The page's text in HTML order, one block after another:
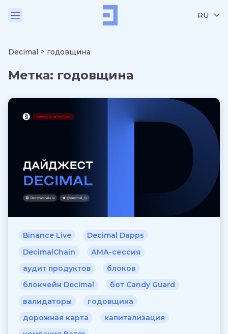
RU
Decimal > годовщина
Метка: годовщина
Binance Live
Decimal Dapps
DecimalChain
АМА-сессия
аудит продуктов
блоков
блокчейн Decimal
бот Candy Guard
валидаторы
годовщина
дорожная карта
капитализация